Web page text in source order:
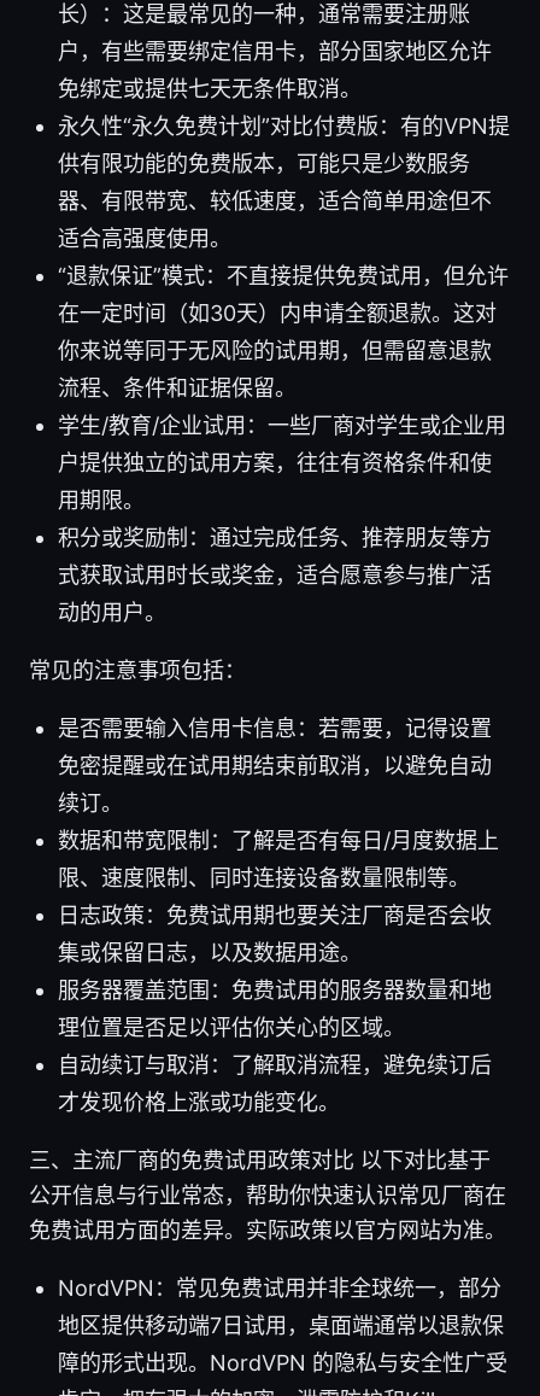
长）：这是最常见的一种，通常需要注册账
户，有些需要绑定信用卡，部分国家地区允许
免绑定或提供七天无条件取消。
永久性“永久免费计划”对比付费版：有的VPN提
供有限功能的免费版本，可能只是少数服务
器、有限带宽、较低速度，适合简单用途但不
适合高强度使用。
“退款保证”模式：不直接提供免费试用，但允许
在一定时间（如30天）内申请全额退款。这对
你来说等同于无风险的试用期，但需留意退款
流程、条件和证据保留。
学生/教育/企业试用：一些厂商对学生或企业用
户提供独立的试用方案，往往有资格条件和使
用期限。
积分或奖励制：通过完成任务、推荐朋友等方
式获取试用时长或奖金，适合愿意参与推广活
动的用户。
常见的注意事项包括：
是否需要输入信用卡信息：若需要，记得设置
免密提醒或在试用期结束前取消，以避免自动
续订。
数据和带宽限制：了解是否有每日/月度数据上
限、速度限制、同时连接设备数量限制等。
日志政策：免费试用期也要关注厂商是否会收
集或保留日志，以及数据用途。
服务器覆盖范围：免费试用的服务器数量和地
理位置是否足以评估你关心的区域。
自动续订与取消：了解取消流程，避免续订后
才发现价格上涨或功能变化。
三、主流厂商的免费试用政策对比 以下对比基于
公开信息与行业常态，帮助你快速认识常见厂商在
免费试用方面的差异。实际政策以官方网站为准。
NordVPN：常见免费试用并非全球统一，部分
地区提供移动端7日试用，桌面端通常以退款保
障的形式出现。NordVPN 的隐私与安全性广受